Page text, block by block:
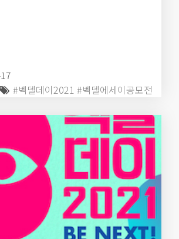
#벡델데이2021 #벡델에세이공모전